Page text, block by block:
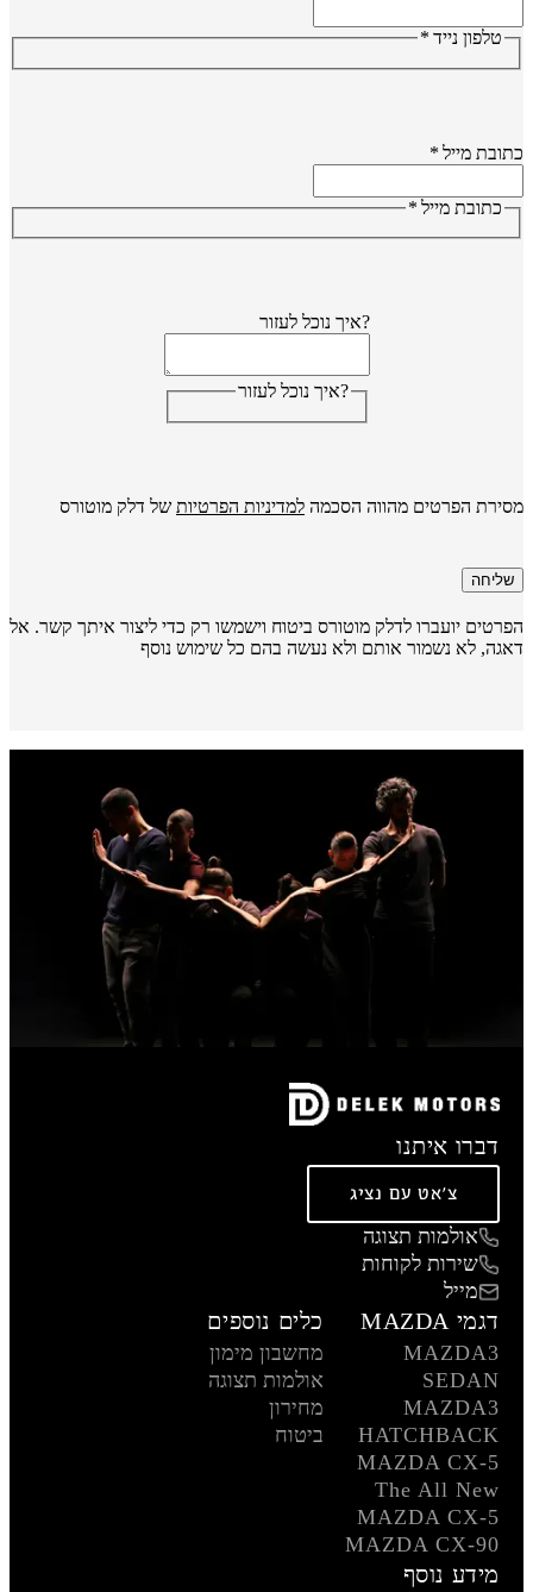
טלפון נייד*
מייל*
כתובת מייל*
?איך נוכל לעזור
?איך נוכל לעזור
הפרטים מהווה הסכמה למדיניות הפרטיות של דלק מוטורס
שליחה
יועברו לדלק מוטורס ביטוח וישמשו רק כדי ליצור איתך קשר. אל
לא נשמור אותם ולא נעשה בהם כל שימוש נוסף
דברו איתנו
צ'אט עם נציג
אולמות תצוגה
שירות לקוחות
מייל
דגמי MAZDA
MAZDA3
SEDAN
MAZDA3
HATCHBACK
MAZDA CX-5
The All New
MAZDA CX-5
MAZDA CX-90
כלים נוספים
מחשבון מימון
אולמות תצוגה
מחירון
ביטוח
מידע נוסף